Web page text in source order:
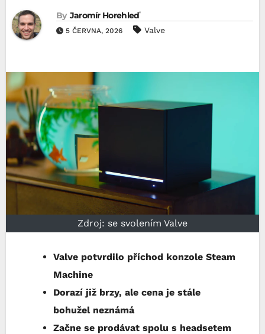
By Jaromír Horehleď
5 ČERVNA, 2026 Valve
Zdroj: se svolením Valve
Valve potvrdilo příchod konzole Steam
Machine
Dorazí již brzy, ale cena je stále
bohužel neznámá
Začne se prodávat spolu s headsetem